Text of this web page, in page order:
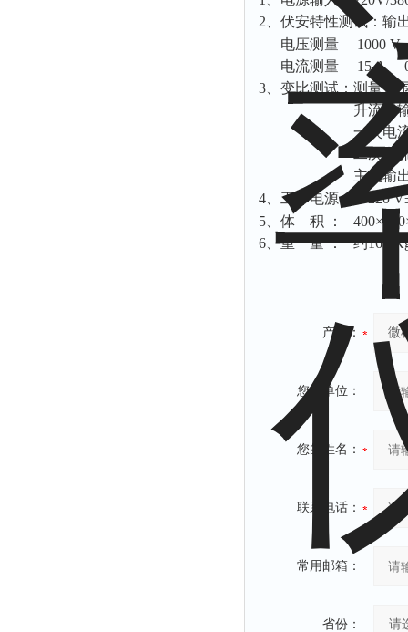
2、伏安特性测试：
电压测量 1000 V
电流测量 15 A 0.2
3、变比测试：测量
升流器输出
一次电流测
二次电流测
主机输出
4、工作电源 ： 220
5、体 积 ：
6、重 量 ： 约
产品：
您的单位：
您的姓名：
联系电话：
常用邮箱：
省份：